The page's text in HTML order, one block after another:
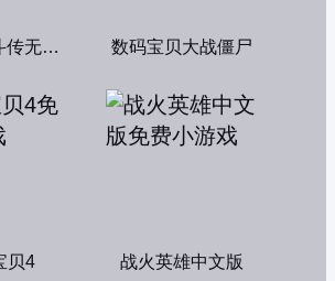
奥特曼激斗传无敌版 数码宝贝大战僵尸
贝4 战火英雄中文版